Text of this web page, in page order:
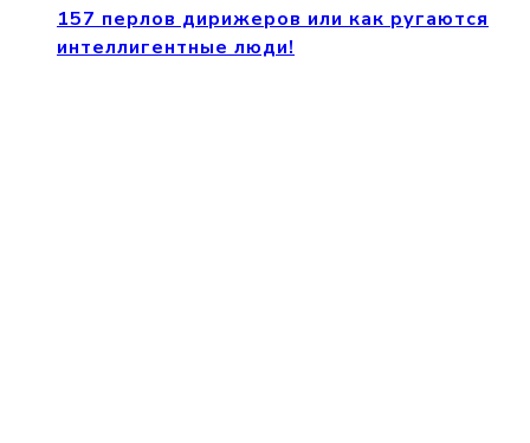
157 перлов дирижеров или как ругаются
интеллигентные люди!